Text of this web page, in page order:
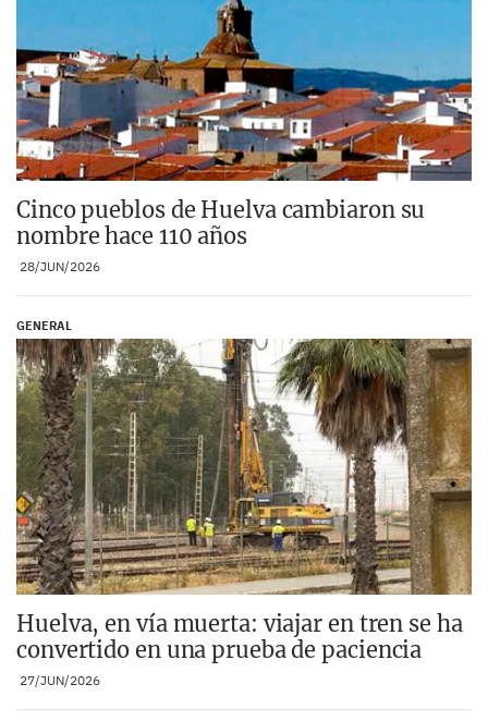
Cinco pueblos de Huelva cambiaron su
nombre hace 110 años
28/JUN/2026
GENERAL
Huelva, en vía muerta: viajar en tren se ha
convertido en una prueba de paciencia
27/JUN/2026